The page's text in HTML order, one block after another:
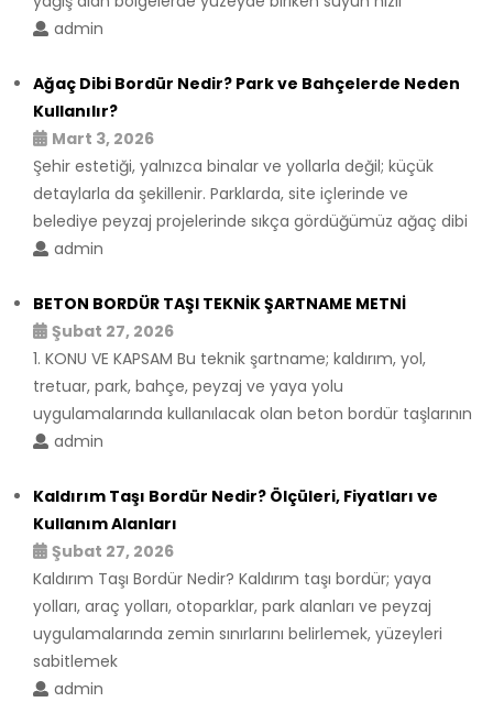
admin
Ağaç Dibi Bordür Nedir? Park ve Bahçelerde Neden
Kullanılır?
Mart 3, 2026
Şehir estetiği, yalnızca binalar ve yollarla değil; küçük
detaylarla da şekillenir. Parklarda, site içlerinde ve
belediye peyzaj projelerinde sıkça gördüğümüz ağaç dibi
admin
BETON BORDÜR TAŞI TEKNİK ŞARTNAME METNİ
Şubat 27, 2026
1. KONU VE KAPSAM Bu teknik şartname; kaldırım, yol,
tretuar, park, bahçe, peyzaj ve yaya yolu
uygulamalarında kullanılacak olan beton bordür taşlarının
admin
Kaldırım Taşı Bordür Nedir? Ölçüleri, Fiyatları ve
Kullanım Alanları
Şubat 27, 2026
Kaldırım Taşı Bordür Nedir? Kaldırım taşı bordür; yaya
yolları, araç yolları, otoparklar, park alanları ve peyzaj
uygulamalarında zemin sınırlarını belirlemek, yüzeyleri
sabitlemek
admin